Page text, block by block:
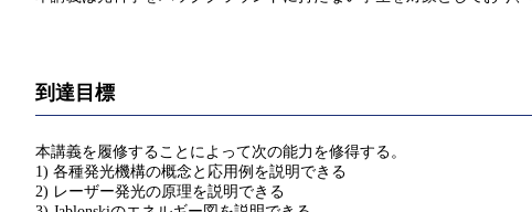
到達目標
本講義を履修することによって次の能力を修得する。
1) 各種発光機構の概念と応用例を説明できる
2) レーザー発光の原理を説明できる